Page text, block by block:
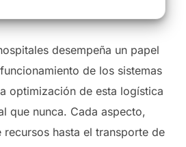
desempeña un papel
de los sistemas
optimización de esta logística
que nunca. Cada aspecto,
hasta el transporte de